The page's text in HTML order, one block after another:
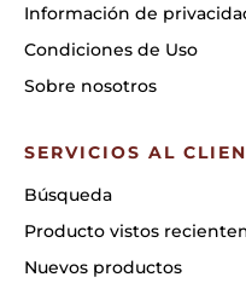
Información de
Condiciones de Uso
Sobre nosotros
SERVICIOS AL
Búsqueda
Producto vistos
Nuevos productos